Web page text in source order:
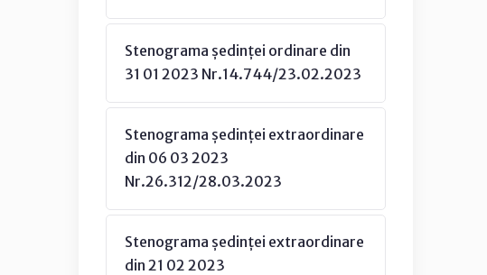
Stenograma ședinței ordinare din
31 01 2023 Nr.14.744/23.02.2023
Stenograma ședinței extraordinare
din 06 03 2023
Nr.26.312/28.03.2023
Stenograma ședinței extraordinare
din 21 02 2023